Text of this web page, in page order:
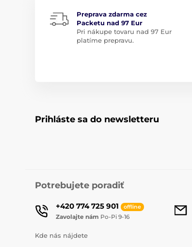
Preprava zdarma cez
Packetu nad 97 Eur
Pri nákupe tovaru nad 97 Eur
platíme prepravu.
Prihláste sa do newsletteru
Potrebujete poradiť
+420 774 725 901 offline
Zavolajte nám Po-Pi 9-16
Kde nás nájdete